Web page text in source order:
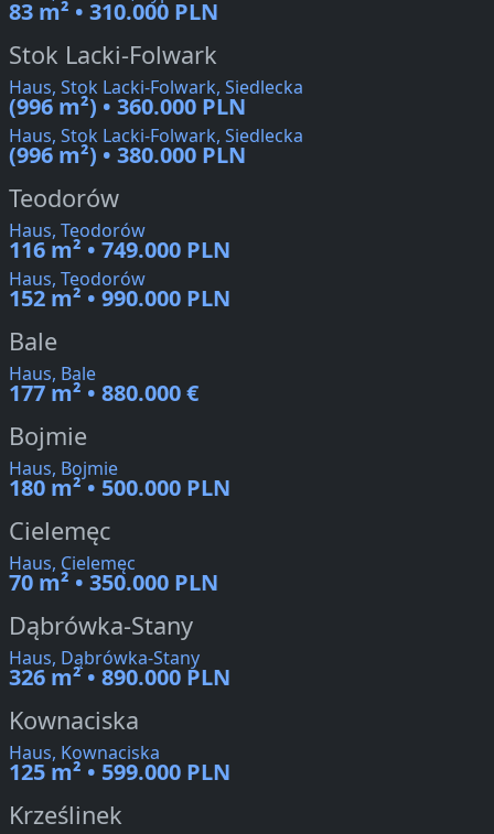
83 m² • 310.000 PLN
Stok Lacki-Folwark
Haus, Stok Lacki-Folwark, Siedlecka
(996 m²) • 360.000 PLN
Haus, Stok Lacki-Folwark, Siedlecka
(996 m²) • 380.000 PLN
Teodorów
Haus, Teodorów
116 m² • 749.000 PLN
Haus, Teodorów
152 m² • 990.000 PLN
Bale
Haus, Bale
177 m² • 880.000 €
Bojmie
Haus, Bojmie
180 m² • 500.000 PLN
Cielemęc
Haus, Cielemęc
70 m² • 350.000 PLN
Dąbrówka-Stany
Haus, Dąbrówka-Stany
326 m² • 890.000 PLN
Kownaciska
Haus, Kownaciska
125 m² • 599.000 PLN
Krześlinek